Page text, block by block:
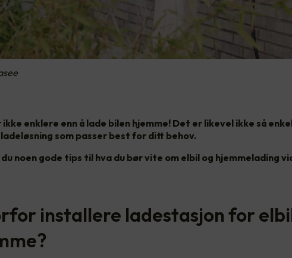
enklere enn å lade bilen hjemme! Det er likevel ikke så
som passer best for ditt behov.
noen gode tips til hva du bør vite om elbil og hjemmelading
installere ladestasjon for